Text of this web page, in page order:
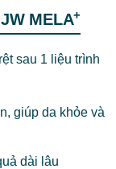
MELA+
sau 1 liệu trình
giúp da khỏe và
dài lâu